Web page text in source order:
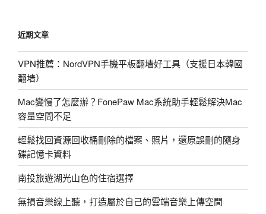
聽
廣
電
台〉
近期文章
VPN推薦：NordVPN手機平板翻墻好工具（支援日本韓國
翻墻）
Mac變慢了怎麼辦？FonePaw Mac系統助手輕鬆解決Mac
容量空間不足
輕鬆找回資源回收桶刪除的檔案、照片，還原誤刪的隨身
碟記憶卡資料
南投旅遊湖光山色的住宿選擇
無損音樂線上聽，打造屬於自己的雲端音樂上傳空間